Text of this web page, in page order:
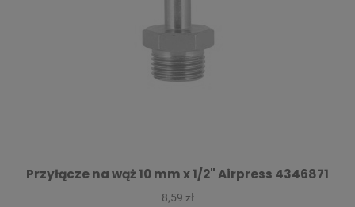
Przyłącze na wąż 10 mm x 1/2" Airpress 4346871
8,59 zł